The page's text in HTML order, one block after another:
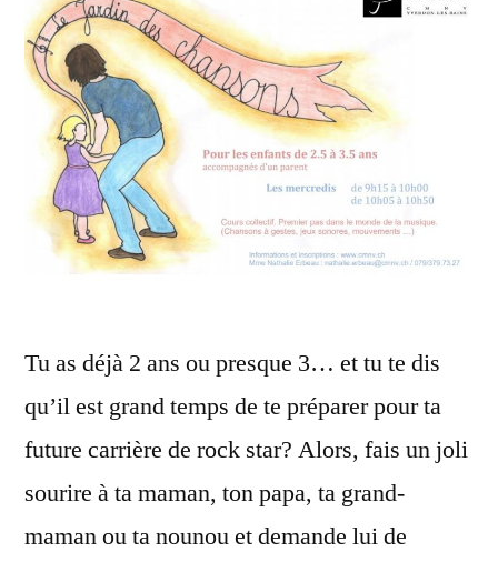
Tu as déjà 2 ans ou presque 3… et tu te dis
qu’il est grand temps de te préparer pour ta
future carrière de rock star? Alors, fais un joli
sourire à ta maman, ton papa, ta grand-
maman ou ta nounou et demande lui de